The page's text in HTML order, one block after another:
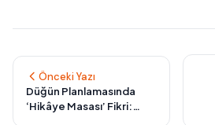
Önceki Yazı
Düğün Planlamasında
‘Hikâye Masası’ Fikri: